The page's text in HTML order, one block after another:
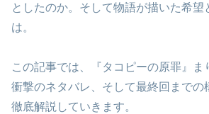
としたのか。そして物語が描いた希望
は。
この記事では、『タコピーの原罪』ま
衝撃のネタバレ、そして最終回までの
徹底解説していきます。